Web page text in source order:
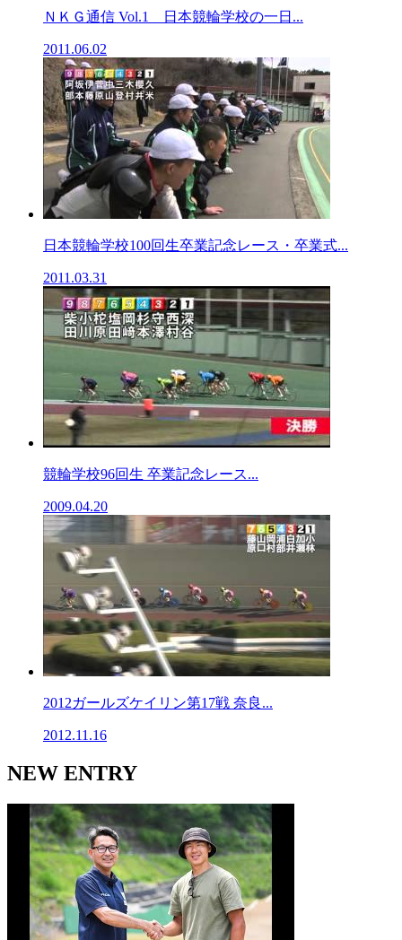
ＮＫＧ通信 Vol.1 日本競輪学校の一日...
2011.06.02
日本競輪学校100回生卒業記念レース・卒業式...
2011.03.31
競輪学校96回生 卒業記念レース...
2009.04.20
2012ガールズケイリン第17戦 奈良...
2012.11.16
NEW ENTRY